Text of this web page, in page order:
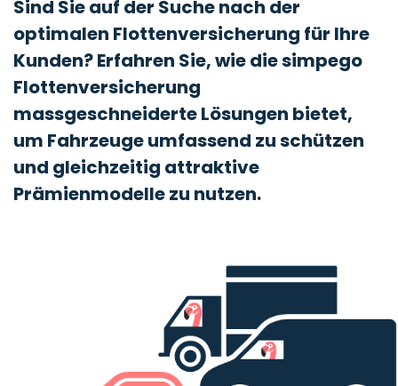
Sind Sie auf der Suche nach der
optimalen Flottenversicherung für Ihre
Kunden? Erfahren Sie, wie die simpego
Flottenversicherung
massgeschneiderte Lösungen bietet,
um Fahrzeuge umfassend zu schützen
und gleichzeitig attraktive
Prämienmodelle zu nutzen.